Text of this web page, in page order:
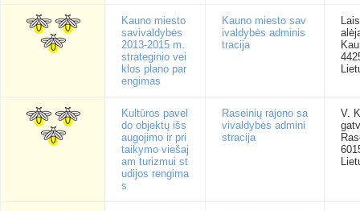
Kauno miesto
savivaldybės
2013-2015 m.
strateginio vei
klos plano par
engimas
Kauno miesto sav
ivaldybės adminis
tracija
Kultūros pavel
do objektų išs
augojimo ir pri
taikymo viešaj
am turizmui st
udijos rengima
s
Raseinių rajono sa
vivaldybės admini
stracija
V.